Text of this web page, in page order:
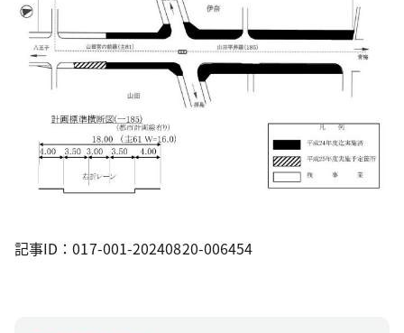
記事ID：017-001-20240820-006454